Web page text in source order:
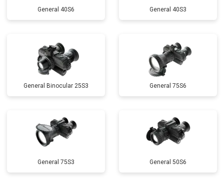
General 40S6 General 40S3
General Binocular 25S3 General 75S6
General 75S3 General 50S6